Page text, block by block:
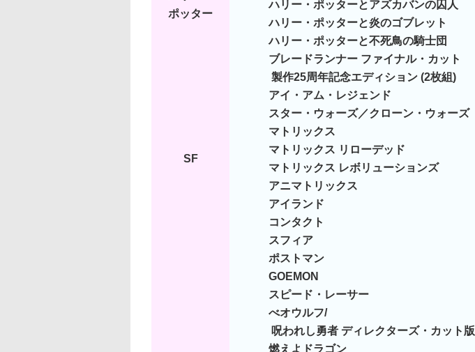
ポッター
ハリー・ポッターとアズカバンの囚人
ハリー・ポッターと炎のゴブレット
ハリー・ポッターと不死鳥の騎士団
SF
ブレードランナー ファイナル・カット
製作25周年記念エディション (2枚組)
アイ・アム・レジェンド
スター・ウォーズ／クローン・ウォーズ
マトリックス
マトリックス リローデッド
マトリックス レボリューションズ
アニマトリックス
アイランド
コンタクト
スフィア
ポストマン
GOEMON
スピード・レーサー
べオウルフ/
呪われし勇者 ディレクターズ・カット版
燃えよドラゴン